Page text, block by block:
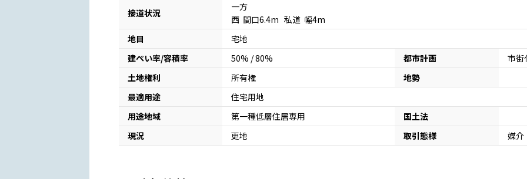
接道状況
一方
西 間口6.4m 私道 幅4m
地目
宅地
建ぺい率/容積率
50% / 80% 都市計画
市街
土地権利
所有権
地勢
最適用途
住宅用地
用途地域
第一種低層住居専用
国土法
現況
更地 取引態様 媒介